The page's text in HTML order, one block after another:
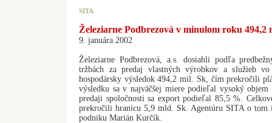
SITA
Železiarne Podbrezová v minulom roku 494,2
9. januára 2002
Železiarne Podbrezová, a.s. dosiahli podľa
tržbách za predaj vlastných výrobkov a služieb
hospodársky výsledok 494,2 mil. Sk, čím prekročili
výsledku sa v najväčšej miere podieľal vysoký
predaji spoločnosti sa export podieľal 85,5 %.
prekročili hranicu 5,9 mld. Sk. Agentúru SITA o
podniku Marián Kurčík.